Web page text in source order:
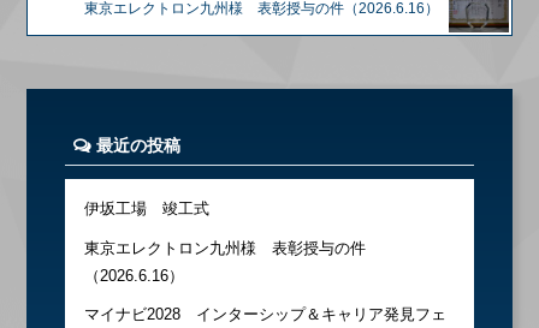
東京エレクトロン九州様 表彰授与の件（2026.6.16）
最近の投稿
伊坂工場 竣工式
東京エレクトロン九州様 表彰授与の件
（2026.6.16）
マイナビ2028 インターシップ＆キャリア発見フェ